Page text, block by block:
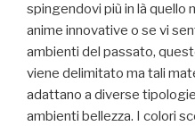
spingendovi più in là quello
anime innovative o se vi
ambienti del passato,
viene delimitato ma tali
adattano a diverse
ambienti bellezza. I colori